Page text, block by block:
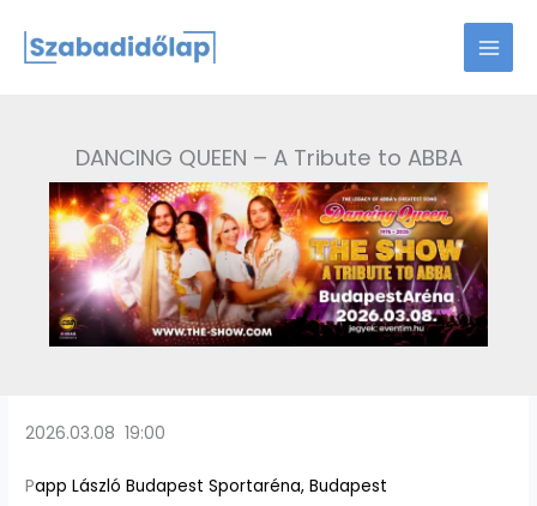
content
DANCING QUEEN – A Tribute to ABBA
2026.03.08 19:00
Papp László Budapest Sportaréna, Budapest